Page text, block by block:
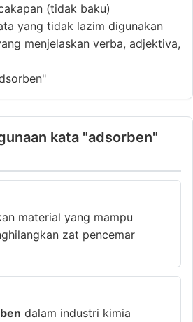
(tidak baku)
yang tidak lazim digunakan
menjelaskan verba, adjektiva,
kata "adsorben"
material yang mampu
zat pencemar
dalam industri kimia